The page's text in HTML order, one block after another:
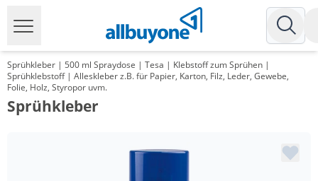
Sprühkleber | 500 ml Spraydose | Tesa | Klebstoff zum Sprühen |
Sprühklebstoff | Alleskleber z.B. für Papier, Karton, Filz, Leder, Gewebe,
Folie, Holz, Styropor uvm.
Sprühkleber